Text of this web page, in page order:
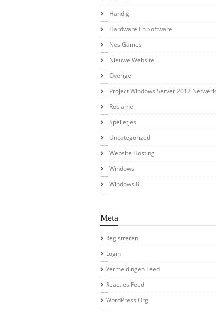
Handig
Hardware En Software
Nes Games
Nieuwe Website
Overige
Project Windows Server 2012 Netwerk
Reclame
Spelletjes
Uncategorized
Website Hosting
Windows
Windows 8
Meta
Registreren
Login
Vermeldingen Feed
Reacties Feed
WordPress.org